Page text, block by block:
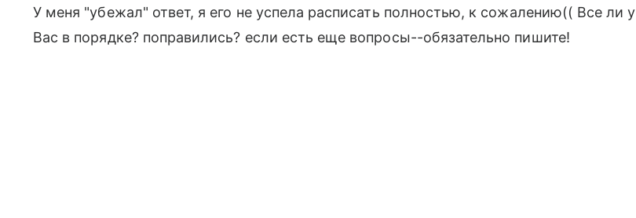
У меня "убежал" ответ, я его не успела расписать полностью, к сожалению(( Все ли у
Вас в порядке? поправились? если есть еще вопросы--обязательно пишите!